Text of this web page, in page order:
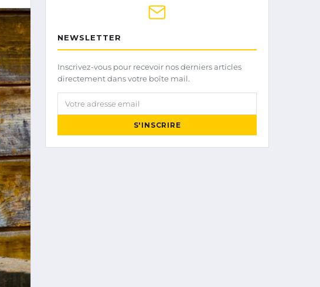
NEWSLETTER
Inscrivez-vous pour recevoir nos derniers articles
directement dans votre boîte mail.
Votre adresse email
S'INSCRIRE